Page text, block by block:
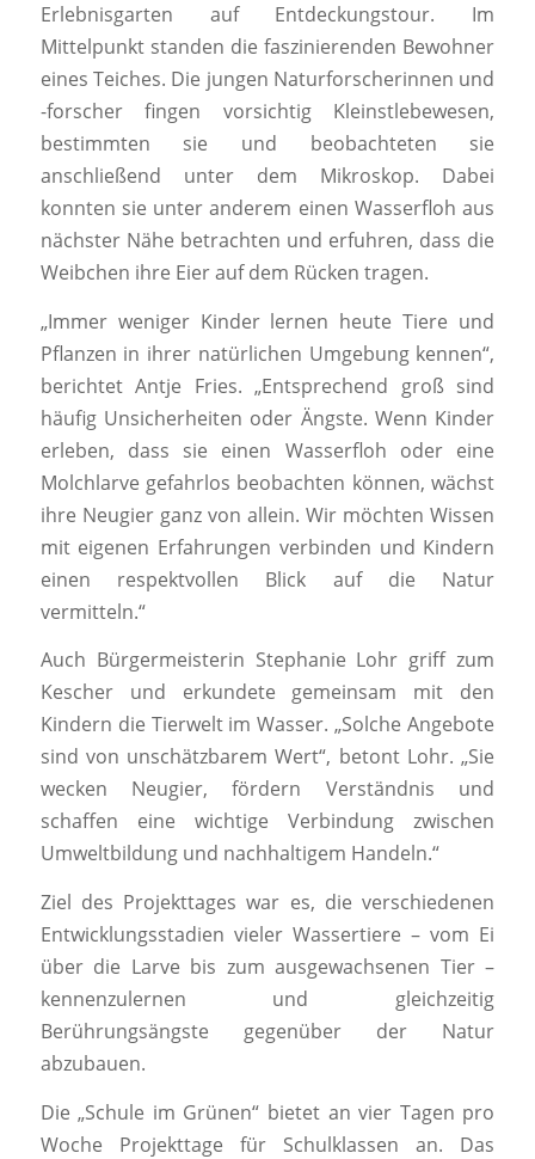
Erlebnisgarten auf Entdeckungstour. Im
Mittelpunkt standen die faszinierenden Bewohner
eines Teiches. Die jungen Naturforscherinnen und
-forscher fingen vorsichtig Kleinstlebewesen,
bestimmten sie und beobachteten sie
anschließend unter dem Mikroskop. Dabei
konnten sie unter anderem einen Wasserfloh aus
nächster Nähe betrachten und erfuhren, dass die
Weibchen ihre Eier auf dem Rücken tragen.
„Immer weniger Kinder lernen heute Tiere und
Pflanzen in ihrer natürlichen Umgebung kennen“,
berichtet Antje Fries. „Entsprechend groß sind
häufig Unsicherheiten oder Ängste. Wenn Kinder
erleben, dass sie einen Wasserfloh oder eine
Molchlarve gefahrlos beobachten können, wächst
ihre Neugier ganz von allein. Wir möchten Wissen
mit eigenen Erfahrungen verbinden und Kindern
einen respektvollen Blick auf die Natur
vermitteln.“
Auch Bürgermeisterin Stephanie Lohr griff zum
Kescher und erkundete gemeinsam mit den
Kindern die Tierwelt im Wasser. „Solche Angebote
sind von unschätzbarem Wert“, betont Lohr. „Sie
wecken Neugier, fördern Verständnis und
schaffen eine wichtige Verbindung zwischen
Umweltbildung und nachhaltigem Handeln.“
Ziel des Projekttages war es, die verschiedenen
Entwicklungsstadien vieler Wassertiere – vom Ei
über die Larve bis zum ausgewachsenen Tier –
kennenzulernen und gleichzeitig
Berührungsängste gegenüber der Natur
abzubauen.
Die „Schule im Grünen“ bietet an vier Tagen pro
Woche Projekttage für Schulklassen an. Das